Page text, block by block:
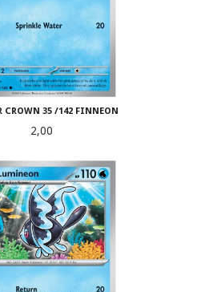
CROWN 35 /142 FINNEON
Pris
2,00